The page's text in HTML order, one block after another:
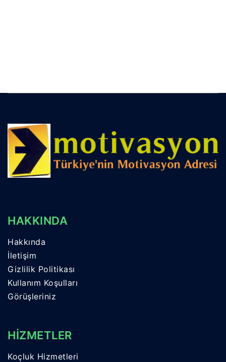
HAKKINDA
Hakkında
İletişim
Gizlilik Politikası
Kullanım Koşulları
Görüşleriniz
HİZMETLER
Koçluk Hizmetleri